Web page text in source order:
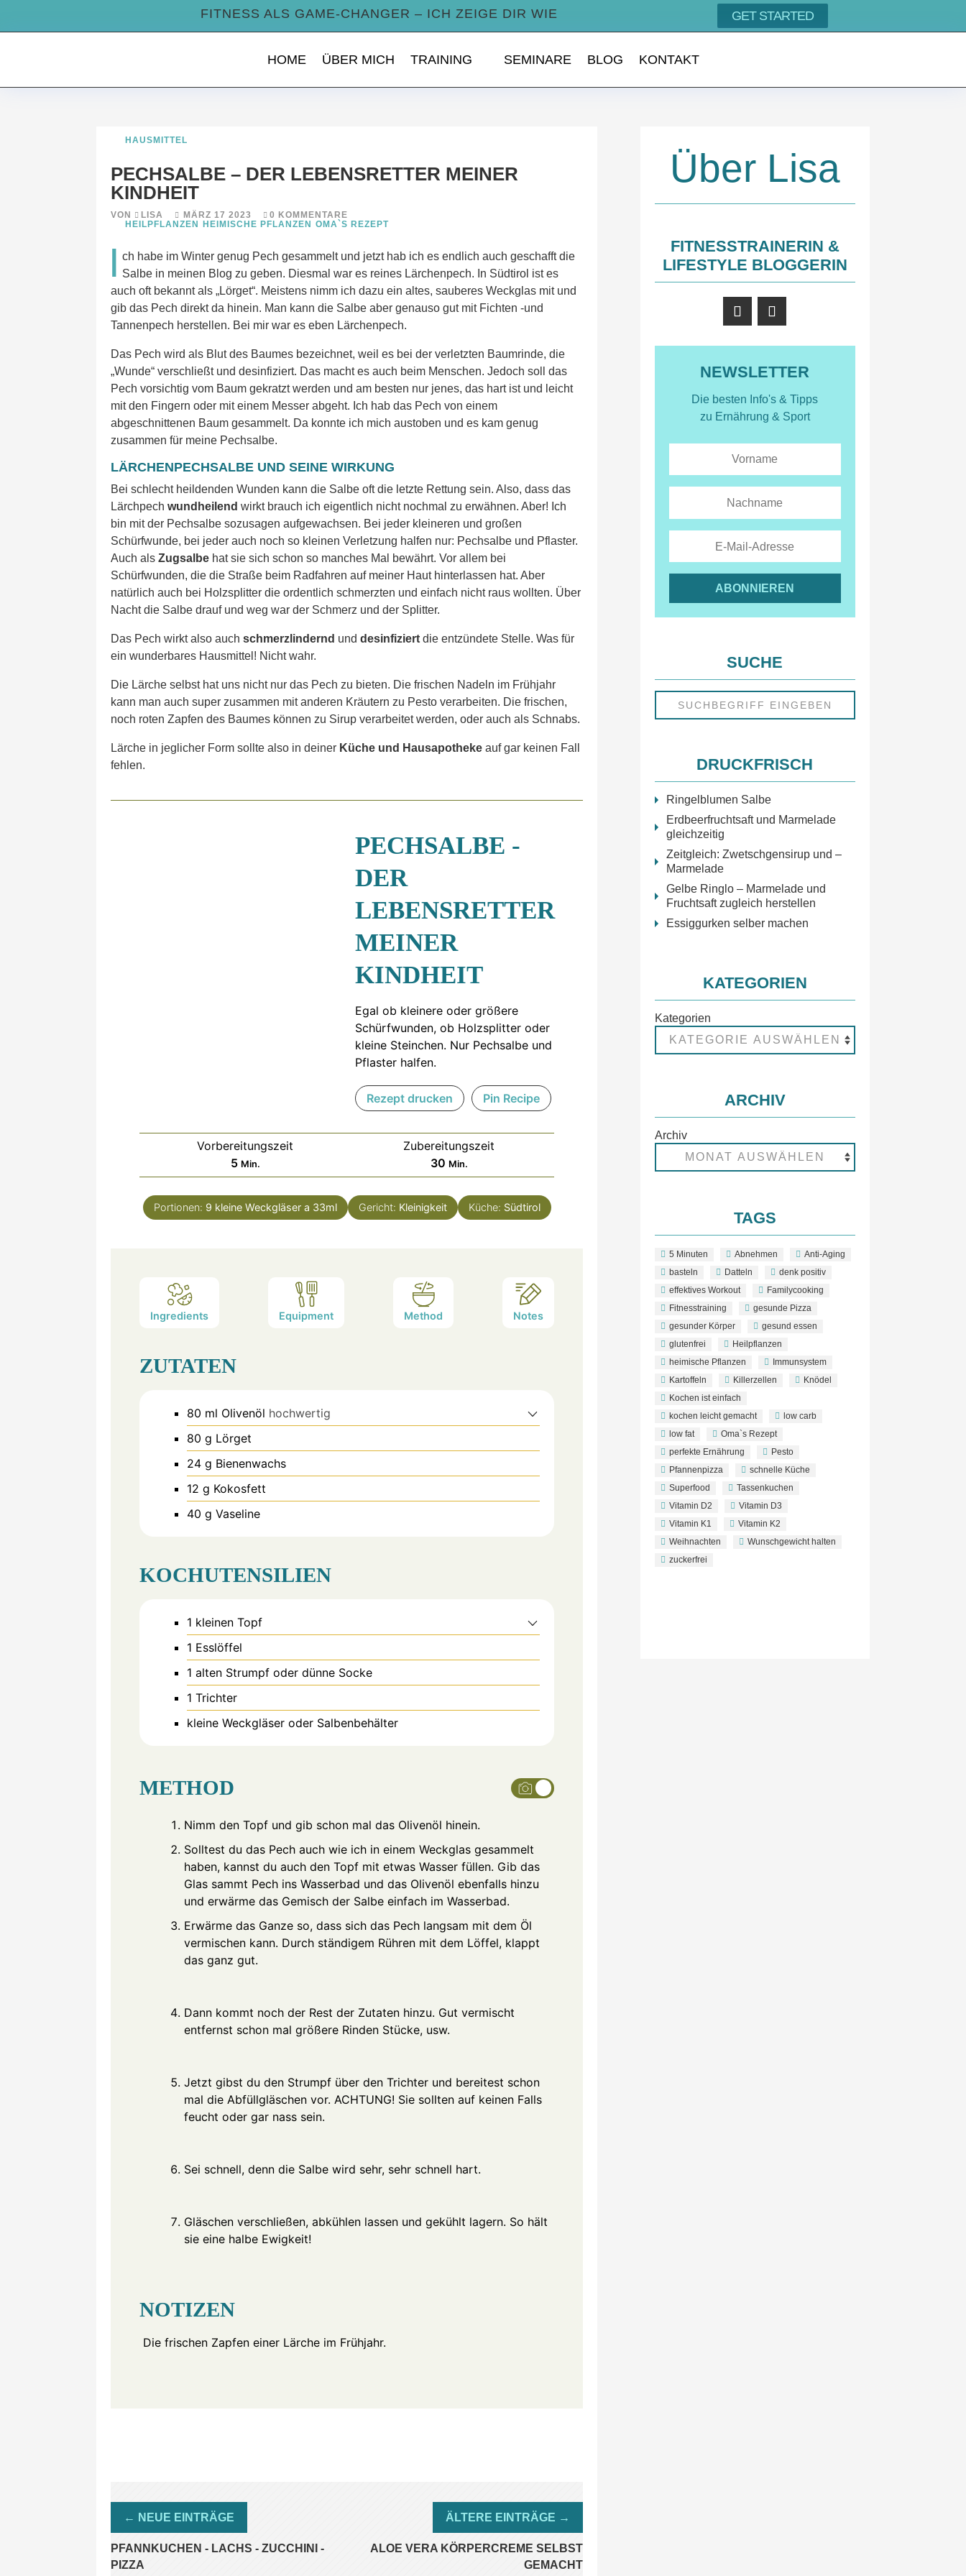
FITNESS ALS GAME-CHANGER – ICH ZEIGE DIR WIE GET STARTED
HOME ÜBER MICH TRAINING SEMINARE BLOG KONTAKT
HAUSMITTEL
PECHSALBE – DER LEBENSRETTER MEINER
KINDHEIT
VON LISA MÄRZ 17 2023
0 KOMMENTARE
HEILPFLANZEN HEIMISCHE PFLANZEN OMA`S REZEPT
I ch habe im Winter genug Pech gesammelt und jetzt hab ich es endlich auch geschafft die
Salbe in meinen Blog zu geben. Diesmal war es reines Lärchenpech. In Südtirol ist es
auch oft bekannt als „Lörget“. Meistens nimm ich dazu ein altes, sauberes Weckglas mit und
gib das Pech direkt da hinein. Man kann die Salbe aber genauso gut mit Fichten -und
Tannenpech herstellen. Bei mir war es eben Lärchenpech.
Das Pech wird als Blut des Baumes bezeichnet, weil es bei der verletzten Baumrinde, die
„Wunde“ verschließt und desinfiziert. Das macht es auch beim Menschen. Jedoch soll das
Pech vorsichtig vom Baum gekratzt werden und am besten nur jenes, das hart ist und leicht
mit den Fingern oder mit einem Messer abgeht. Ich hab das Pech von einem
abgeschnittenen Baum gesammelt. Da konnte ich mich austoben und es kam genug
zusammen für meine Pechsalbe.
LÄRCHENPECHSALBE UND SEINE WIRKUNG
Bei schlecht heildenden Wunden kann die Salbe oft die letzte Rettung sein. Also, dass das
Lärchpechwundheilend wirkt brauch ich eigentlich nicht nochmal zu erwähnen. Aber! Ich
bin mit der Pechsalbe sozusagen aufgewachsen. Bei jeder kleineren und großen
Schürfwunde, bei jeder auch noch so kleinen Verletzung halfen nur: Pechsalbe und Pflaster.
Auch alsZugsalbe hat sie sich schon so manches Mal bewährt. Vor allem bei
Schürfwunden, die die Straße beim Radfahren auf meiner Haut hinterlassen hat. Aber
natürlich auch bei Holzsplitter die ordentlich schmerzten und einfach nicht raus wollten. Über
Nacht die Salbe drauf und weg war der Schmerz und der Splitter.
Das Pech wirkt also auchschmerzlindernd unddesinfiziert die entzündete Stelle. Was für
ein wunderbares Hausmittel! Nicht wahr.
Die Lärche selbst hat uns nicht nur das Pech zu bieten. Die frischen Nadeln im Frühjahr
kann man auch super zusammen mit anderen Kräutern zu Pesto verarbeiten. Die frischen,
noch roten Zapfen des Baumes können zu Sirup verarbeitet werden, oder auch als Schnabs.
Lärche in jeglicher Form sollte also in deiner Küche und Hausapotheke auf gar keinen Fall
fehlen.
PECHSALBE -
DER
LEBENSRETTER
MEINER
KINDHEIT
Egal ob kleinere oder größere
Schürfwunden, ob Holzsplitter oder
kleine Steinchen. Nur Pechsalbe und
Pflaster halfen.
Rezept drucken Pin Recipe
Vorbereitungszeit
5Minuten
Min.
Zubereitungszeit
30Minuten
Min.
Portionen: 9 kleine Weckgläser a 33ml Gericht: Kleinigkeit Küche: Südtirol
Ingredients Equipment Method Notes
ZUTATEN
80 ml Olivenöl hochwertig
80 g Lörget
24 g Bienenwachs
12 g Kokosfett
40 g Vaseline
KOCHUTENSILIEN
1 kleinen Topf
1 Esslöffel
1 alten Strumpfoder dünne Socke
1 Trichter
kleine Weckgläser oder Salbenbehälter
METHOD
Nimm den Topf und gib schon mal das Olivenöl hinein.
Solltest du das Pech auch wie ich in einem Weckglas gesammelt
haben, kannst du auch den Topf mit etwas Wasser füllen. Gib das
Glas sammt Pech ins Wasserbad und das Olivenöl ebenfalls hinzu
und erwärme das Gemisch der Salbe einfach im Wasserbad.
Erwärme das Ganze so, dass sich das Pech langsam mit dem Öl
vermischen kann. Durch ständigem Rühren mit dem Löffel, klappt
das ganz gut.
Dann kommt noch der Rest der Zutaten hinzu. Gut vermischt
entfernst schon mal größere Rinden Stücke, usw.
Jetzt gibst du den Strumpf über den Trichter und bereitest schon
mal die Abfüllgläschen vor. ACHTUNG! Sie sollten auf keinen Falls
feucht oder gar nass sein.
Sei schnell, denn die Salbe wird sehr, sehr schnell hart.
Gläschen verschließen, abkühlen lassen und gekühlt lagern. So hält
sie eine halbe Ewigkeit!
NOTIZEN
Die frischen Zapfen einer Lärche im Frühjahr.
ALOE VERA KÖRPERCREME SELBST
GEMACHT
PFANNKUCHEN - LACHS - ZUCCHINI -
PIZZA
Über Lisa
FITNESSTRAINERIN &
LIFESTYLE BLOGGERIN
NEWSLETTER
Die besten Info's & Tipps
zu Ernährung & Sport
ABONNIEREN
SUCHE
DRUCKFRISCH
Ringelblumen Salbe
Erdbeerfruchtsaft und Marmelade
gleichzeitig
Zeitgleich: Zwetschgensirup und –
Marmelade
Gelbe Ringlo – Marmelade und
Fruchtsaft zugleich herstellen
Essiggurken selber machen
KATEGORIEN
Kategorien
ARCHIV
Archiv
TAGS
5 Minuten Abnehmen
Anti-Aging
basteln
Datteln
denk positiv
effektives Workout
Familycooking
Fitnesstraining
gesunde Pizza
gesunder Körper
gesund essen
glutenfrei
Heilpflanzen
heimische Pflanzen
Immunsystem
Kartoffeln
Killerzellen
Knödel
Kochen ist einfach
kochen leicht gemacht
low carb
low fat
Oma`s Rezept
perfekte Ernährung
Pesto
Pfannenpizza
schnelle Küche
Superfood
Tassenkuchen
Vitamin D2
Vitamin D3
Vitamin K1
Vitamin K2
Weihnachten
Wunschgewicht halten
zuckerfrei